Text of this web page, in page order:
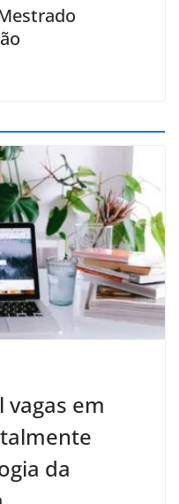
vagas em
da